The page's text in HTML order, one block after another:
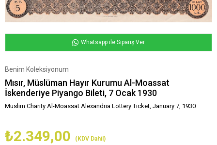
Whatsapp ile Sipariş Ver
Benim Koleksiyonum
Mısır, Müslüman Hayır Kurumu Al-Moassat
İskenderiye Piyango Bileti, 7 Ocak 1930
Muslim Charity Al-Moassat Alexandria Lottery Ticket, January 7, 1930
₺2.349,00 (KDV Dahil)